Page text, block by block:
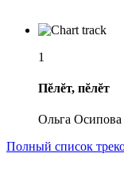
1
Пĕлĕт, пĕлĕт
Ольга Осипова
Полный список